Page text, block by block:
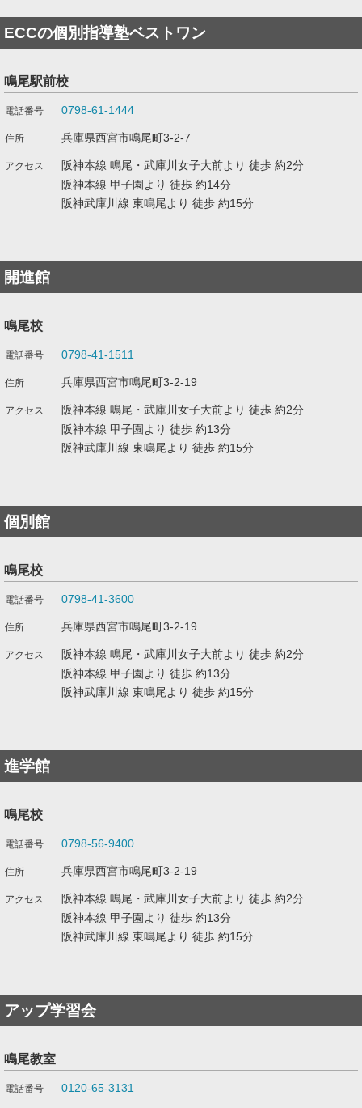
ECCの個別指導塾ベストワン
鳴尾駅前校
0798-61-1444
兵庫県西宮市鳴尾町3-2-7
阪神本線 鳴尾・武庫川女子大前より 徒歩 約2分
阪神本線 甲子園より 徒歩 約14分
阪神武庫川線 東鳴尾より 徒歩 約15分
開進館
鳴尾校
0798-41-1511
兵庫県西宮市鳴尾町3-2-19
阪神本線 鳴尾・武庫川女子大前より 徒歩 約2分
阪神本線 甲子園より 徒歩 約13分
阪神武庫川線 東鳴尾より 徒歩 約15分
個別館
鳴尾校
0798-41-3600
兵庫県西宮市鳴尾町3-2-19
阪神本線 鳴尾・武庫川女子大前より 徒歩 約2分
阪神本線 甲子園より 徒歩 約13分
阪神武庫川線 東鳴尾より 徒歩 約15分
進学館
鳴尾校
0798-56-9400
兵庫県西宮市鳴尾町3-2-19
阪神本線 鳴尾・武庫川女子大前より 徒歩 約2分
阪神本線 甲子園より 徒歩 約13分
阪神武庫川線 東鳴尾より 徒歩 約15分
アップ学習会
鳴尾教室
0120-65-3131